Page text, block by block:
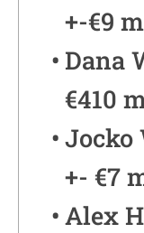
+-€9
Dana
€410
Jocko
+- €7
Alex